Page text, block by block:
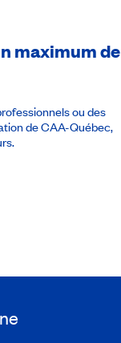
maximum de
ou des
de CAA-Québec,